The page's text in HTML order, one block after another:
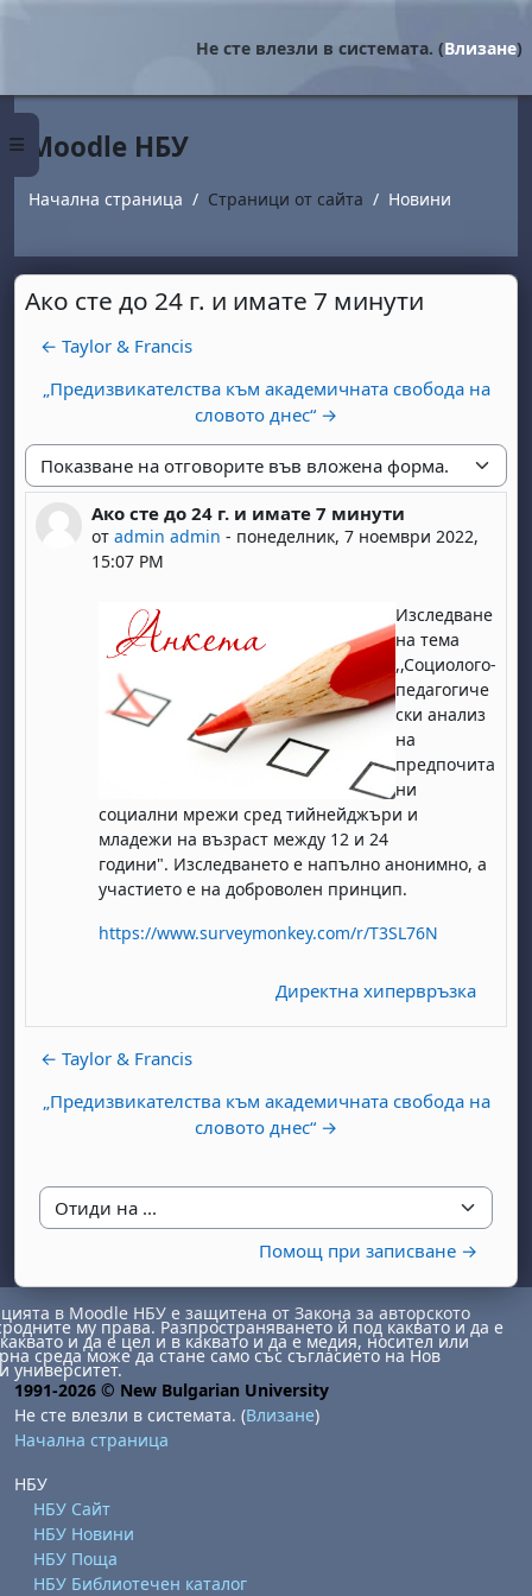
Страничен панел
Не сте влезли в системата. (Влизане)
Moodle НБУ
Начална страница Страници от сайта Новини
Ако сте до 24 г. и имате 7 минути
← Taylor & Francis
„Предизвикателства към академичната свобода на
словото днес“ →
Начин на показване
Ако сте до 24 г. и имате 7 минути
отadmin admin - понеделник, 7 ноември 2022,
15:07 PM
Number of replies: 0
Изследване
на тема
,,Социолого-
педагогиче
ски анализ
на
предпочита
ни
социални мрежи сред тийнейджъри и
младежи на възраст между 12 и 24
години". Изследването е напълно анонимно, а
участието е на доброволен принцип.
https://www.surveymonkey.com/r/T3SL76N
Директна хипервръзка
← Taylor & Francis
„Предизвикателства към академичната свобода на
словото днес“ →
Отиди на ...
Помощ при записване →
6 август
август8 август
неделя, 9 август
август
август
15 август
неделя, 16 август
август
август
22 август
неделя, 23 август
август
август
29 август
неделя, 30 август
в Moodle НБУ е защитена от Закона за авторското
му права. Разпространяването й под каквато и да е
и да е цел и в каквато и да е медия, носител или
среда може да стане само със съгласието на Нов
университет.
1991-2026 © New Bulgarian University
Не сте влезли в системата. (Влизане)
Начална страница
НБУ
НБУ Сайт
НБУ Новини
НБУ Поща
НБУ Библиотечен каталог